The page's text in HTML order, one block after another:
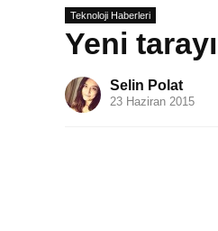
Teknoloji Haberleri
Yeni
Selin Polat
23 Haziran 2015